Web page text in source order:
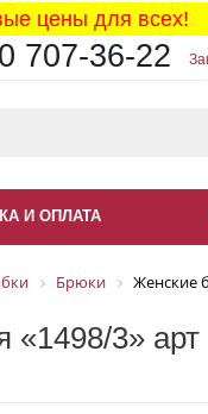
цены для всех!
707-36-22
И ОПЛАТА
Брюки Женские
3»